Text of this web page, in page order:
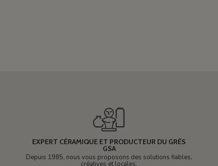
EXPERT CÉRAMIQUE ET PRODUCTEUR DU GRÈS
GSA
Depuis 1985, nous vous proposons des solutions fiables,
créatives et locales.